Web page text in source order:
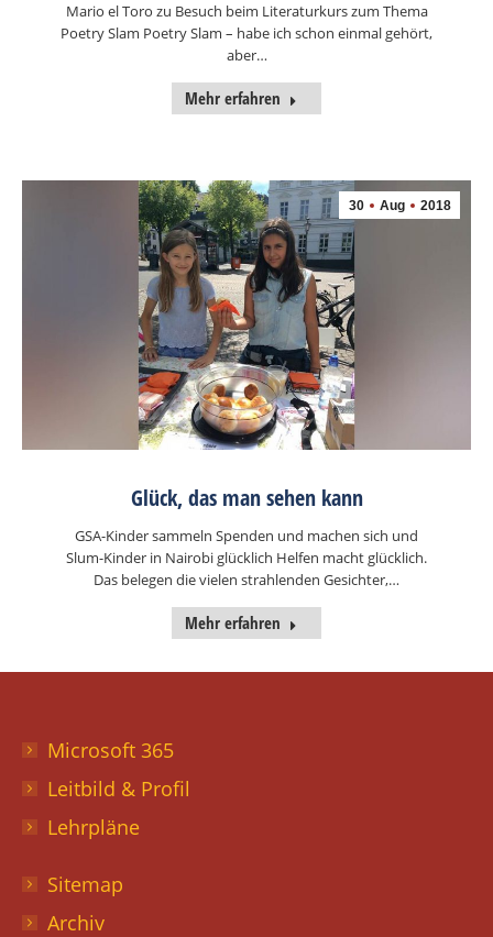
Mario el Toro zu Besuch beim Literaturkurs zum Thema
Poetry Slam Poetry Slam – habe ich schon einmal gehört,
aber…
Mehr erfahren
30 Aug 2018
Glück, das man sehen kann
GSA-Kinder sammeln Spenden und machen sich und
Slum-Kinder in Nairobi glücklich Helfen macht glücklich.
Das belegen die vielen strahlenden Gesichter,…
Mehr erfahren
Microsoft 365
Leitbild & Profil
Lehrpläne
Sitemap
Archiv